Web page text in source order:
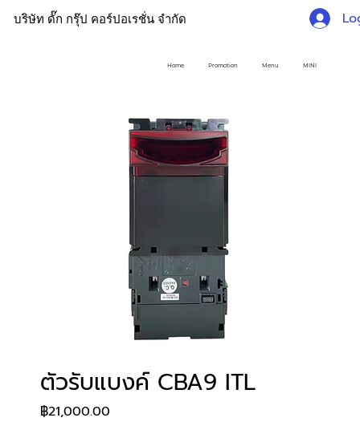
บริษัท ดั๊ก กรุ๊ป คอร์ปอเรชั่น จำกัด
Home Promotion Menu MINI
ตัวรับแบงค์ CBA9 ITL
฿21,000.00